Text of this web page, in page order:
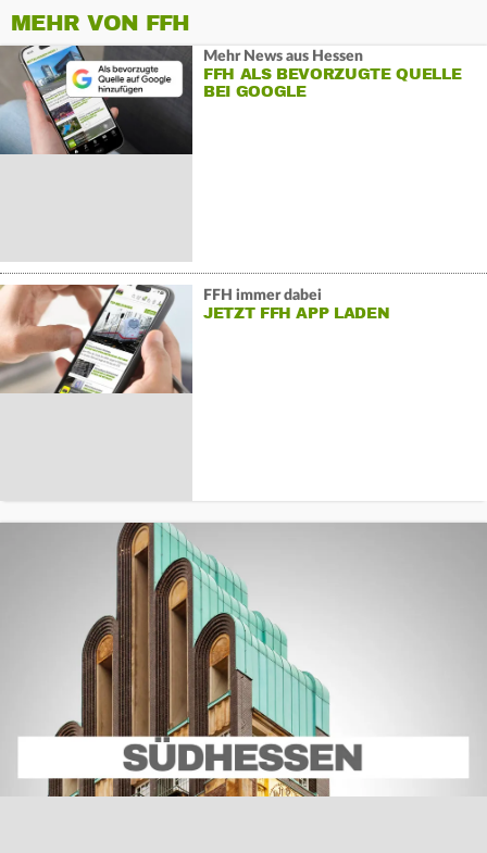
MEHR VON FFH
Mehr News aus Hessen
FFH ALS BEVORZUGTE QUELLE
BEI GOOGLE
FFH immer dabei
JETZT FFH APP LADEN